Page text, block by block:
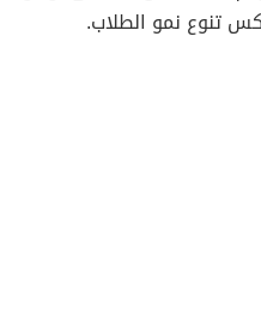
تنوع نمو الطلاب.